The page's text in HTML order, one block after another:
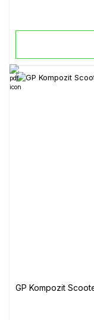
GP Kompozit